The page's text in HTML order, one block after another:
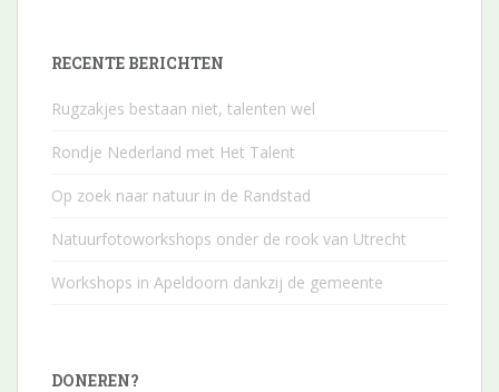
RECENTE BERICHTEN
Rugzakjes bestaan niet, talenten wel
Rondje Nederland met Het Talent
Op zoek naar natuur in de Randstad
Natuurfotoworkshops onder de rook van Utrecht
Workshops in Apeldoorn dankzij de gemeente
DONEREN?